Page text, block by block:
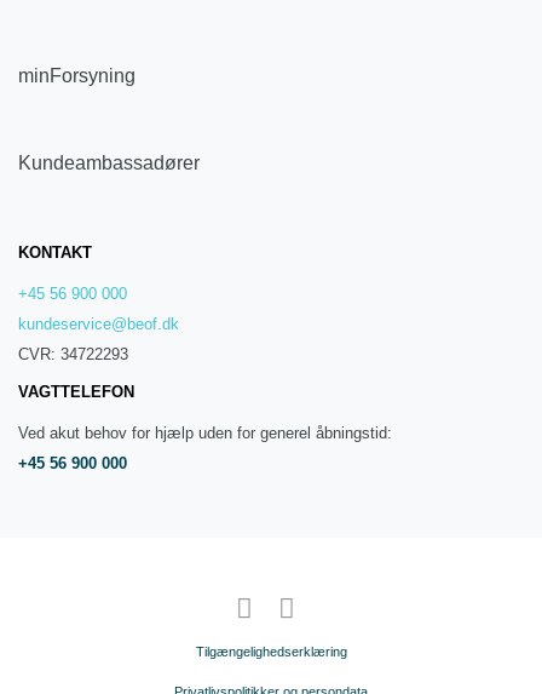
minForsyning
Kundeambassadører
KONTAKT
+45 56 900 000
kundeservice@beof.dk
CVR: 34722293
VAGTTELEFON
Ved akut behov for hjælp uden for generel åbningstid:
+45 56 900 000
Tilgængelighedserklæring